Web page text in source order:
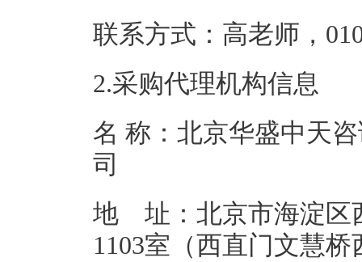
联系方式：高
2.采购代理机构信息
名 称：北京华盛中天
地 址：北京市海淀区
1103室（西直门文慧桥